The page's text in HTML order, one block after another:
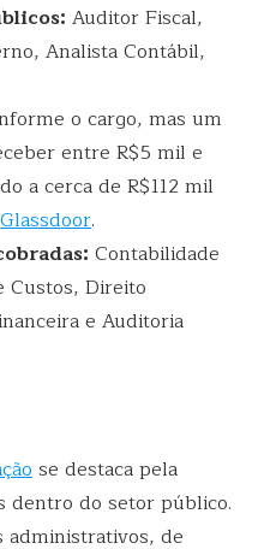
Auditor Fiscal,
Analista Contábil,
o cargo, mas um
entre R$5 mil e
a cerca de R$112 mil
Glassdoor.
Contabilidade
Custos, Direito
e Auditoria
se destaca pela
dentro do setor público.
de